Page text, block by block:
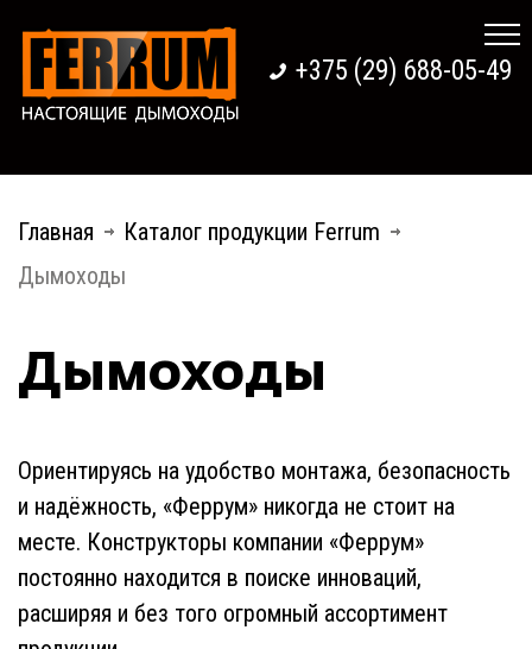
+375 (29) 688-05-49
Главная
Каталог продукции Ferrum
Дымоходы
Дымоходы
Ориентируясь на удобство монтажа, безопасность
и надёжность, «Феррум» никогда не стоит на
месте. Конструкторы компании «Феррум»
постоянно находится в поиске инноваций,
расширяя и без того огромный ассортимент